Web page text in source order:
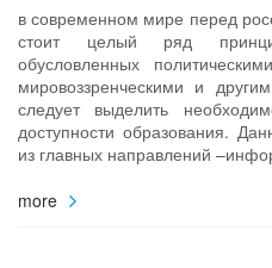
в современном мире перед
стоит целый ряд
обусловленных
мировоззренческими и
следует выделить
доступности образования.
из главных направлений
more